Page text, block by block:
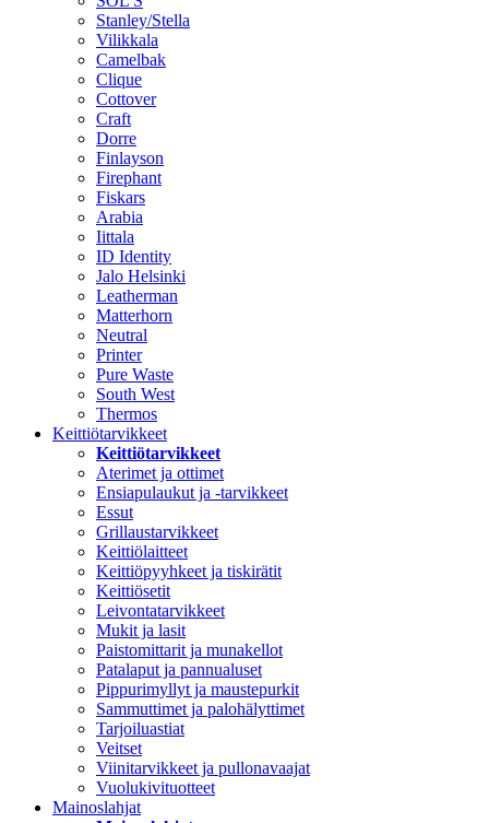
Stanley/Stella
Vilikkala
Camelbak
Clique
Cottover
Craft
Dorre
Finlayson
Firephant
Fiskars
Arabia
Iittala
ID Identity
Jalo Helsinki
Leatherman
Matterhorn
Neutral
Printer
Pure Waste
South West
Thermos
Keittiötarvikkeet
Keittiötarvikkeet
Aterimet ja ottimet
Ensiapulaukut ja -tarvikkeet
Essut
Grillaustarvikkeet
Keittiölaitteet
Keittiöpyyhkeet ja tiskirätit
Keittiösetit
Leivontatarvikkeet
Mukit ja lasit
Paistomittarit ja munakellot
Patalaput ja pannualuset
Pippurimyllyt ja maustepurkit
Sammuttimet ja palohälyttimet
Tarjoiluastiat
Veitset
Viinitarvikkeet ja pullonavaajat
Vuolukivituotteet
Mainoslahjat